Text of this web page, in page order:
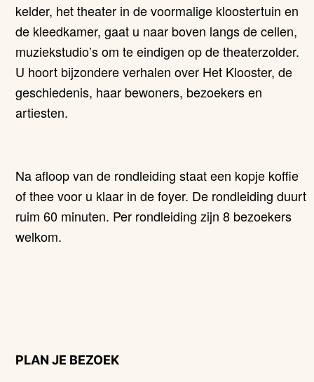
kelder, het theater in de voormalige kloostertuin en
de kleedkamer, gaat u naar boven langs de cellen,
muziekstudio’s om te eindigen op de theaterzolder.
U hoort bijzondere verhalen over Het Klooster, de
geschiedenis, haar bewoners, bezoekers en
artiesten.
Na afloop van de rondleiding staat een kopje koffie
of thee voor u klaar in de foyer. De rondleiding duurt
ruim 60 minuten. Per rondleiding zijn 8 bezoekers
welkom.
PLAN JE BEZOEK